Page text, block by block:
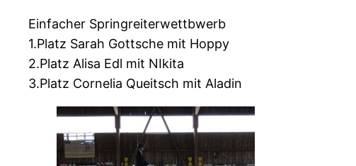
Einfacher Springreiterwettbwerb
1.Platz Sarah Gottsche mit Hoppy
2.Platz Alisa Edl mit NIkita
3.Platz Cornelia Queitsch mit Aladin